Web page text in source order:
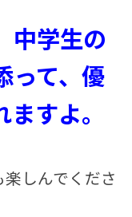
中学生の
って、優
すよ。
しんでくださ